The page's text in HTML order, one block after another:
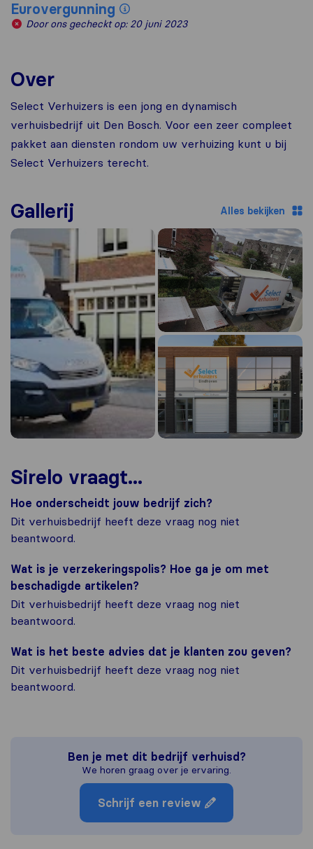
Eurovergunning
Door ons gecheckt op: 20 juni 2023
Over
Select Verhuizers is een jong en dynamisch
verhuisbedrijf uit Den Bosch. Voor een zeer compleet
pakket aan diensten rondom uw verhuizing kunt u bij
Select Verhuizers terecht.
Gallerij Alles bekijken
Sirelo vraagt...
Hoe onderscheidt jouw bedrijf zich?
Dit verhuisbedrijf heeft deze vraag nog niet
beantwoord.
Wat is je verzekeringspolis? Hoe ga je om met
beschadigde artikelen?
Dit verhuisbedrijf heeft deze vraag nog niet
beantwoord.
Wat is het beste advies dat je klanten zou geven?
Dit verhuisbedrijf heeft deze vraag nog niet
beantwoord.
Ben je met dit bedrijf verhuisd?
We horen graag over je ervaring.
Schrijf een review